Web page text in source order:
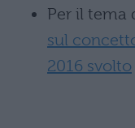
Per il tema
sul
2016 svolto